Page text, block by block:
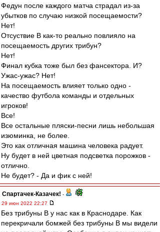
Федун после каждого матча страдал из-за
убытков по случаю низкой посещаемости?
Нет!
Отсуствие В как-то реально повлияло на
посещаемость других трибун?
Нет!
Финал кубка тоже был без фансектора. И?
Ужас-ужас? Нет!
На посещаемость влияет только одно -
качество футбола команды и отдельных
игроков!
Все!
Все остальные пляски-песни лишь небольшая
изюминка, не более.
Это как отличная машина человека радует.
Ну будет в ней цветная подсветка порожков -
отлично.
Не будет? - Да и фик с ней!
Спартачек-Казачек! -
29 июн 2022 22:27
Без трибуны В у нас как в Краснодаре. Как
перекричали бомжей без трибуны В мы видели